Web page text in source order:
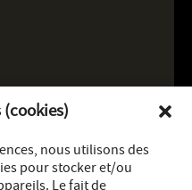
nous utilisons des
pour stocker et/ou
Le fait de